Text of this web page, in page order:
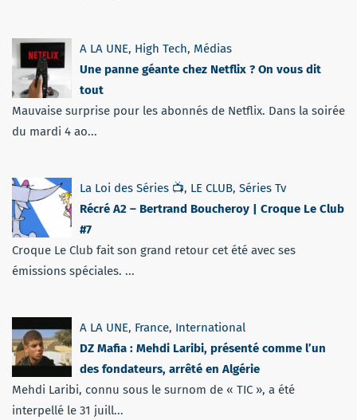
A LA UNE, High Tech, Médias
Une panne géante chez Netflix ? On vous dit
tout
Mauvaise surprise pour les abonnés de Netflix. Dans la soirée
du mardi 4 ao...
La Loi des Séries 📺, LE CLUB, Séries Tv
Récré A2 – Bertrand Boucheroy | Croque Le Club
#7
Croque Le Club fait son grand retour cet été avec ses
émissions spéciales. ...
A LA UNE, France, International
DZ Mafia : Mehdi Laribi, présenté comme l’un
des fondateurs, arrêté en Algérie
Mehdi Laribi, connu sous le surnom de « TIC », a été
interpellé le 31 juill...